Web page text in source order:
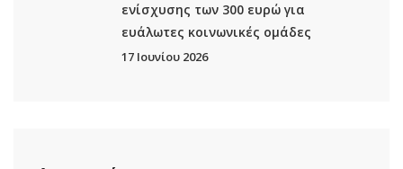
ενίσχυσης των 300 ευρώ για
ευάλωτες κοινωνικές ομάδες
17 Ιουνίου 2026